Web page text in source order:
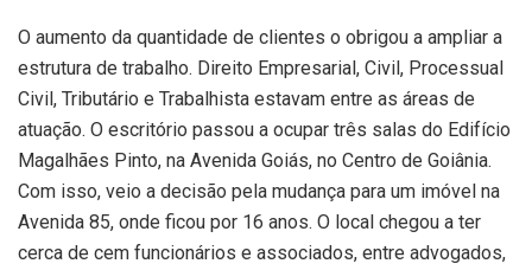
O aumento da quantidade de clientes o obrigou a ampliar a
estrutura de trabalho. Direito Empresarial, Civil, Processual
Civil, Tributário e Trabalhista estavam entre as áreas de
atuação. O escritório passou a ocupar três salas do Edifício
Magalhães Pinto, na Avenida Goiás, no Centro de Goiânia.
Com isso, veio a decisão pela mudança para um imóvel na
Avenida 85, onde ficou por 16 anos. O local chegou a ter
cerca de cem funcionários e associados, entre advogados,